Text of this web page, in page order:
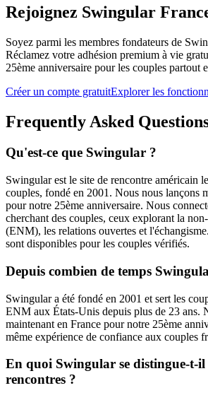
Rejoignez Swingular
Soyez parmi les membres fondateurs de
Réclamez votre adhésion premium à vie
25ème anniversaire pour les couples partout
Créer un compte gratuitExplorer les
Frequently Asked
Qu'est-ce que Swingular ?
Swingular est le site de rencontre américain
couples, fondé en 2001. Nous nous lançons
pour notre 25ème anniversaire. Nous
cherchant des couples, ceux explorant la
(ENM), les relations ouvertes et
sont disponibles pour les couples vérifiés.
Depuis combien de temps
Swingular a été fondé en 2001 et sert les
ENM aux États-Unis depuis plus de 23 ans.
maintenant en France pour notre 25ème
même expérience de confiance aux couples
En quoi Swingular se distingue-t-il
rencontres ?